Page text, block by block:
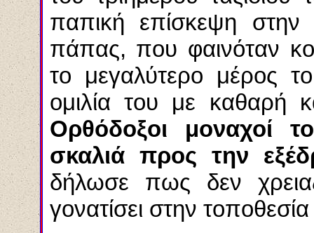
παπική επίσκεψη
πάπας, που φαινόταν
το μεγαλύτερο μέρος
ομιλία του με καθαρή
Ορθόδοξοι μοναχοί
σκαλιά προς την
δήλωσε πως δεν
γονατίσει στην